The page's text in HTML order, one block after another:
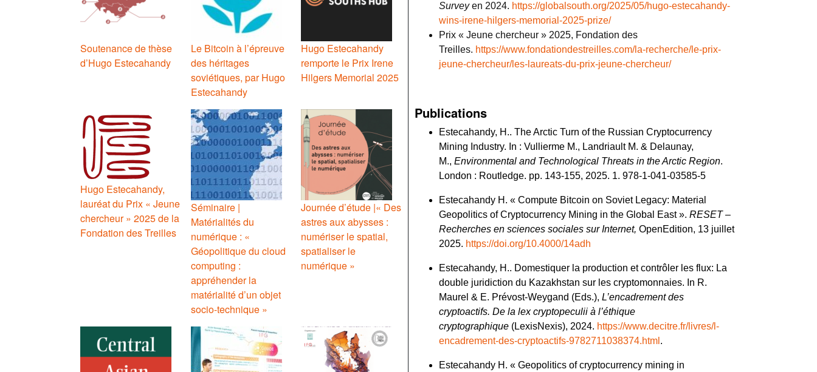
Soutenance de thèse
d’Hugo Estecahandy
Le Bitcoin à l’épreuve
des héritages
soviétiques, par Hugo
Estecahandy
Hugo Estecahandy
remporte le Prix Irene
Hilgers Memorial 2025
Hugo Estecahandy,
lauréat du Prix « Jeune
chercheur » 2025 de la
Fondation des Treilles
Séminaire |
Matérialités du
numérique : «
Géopolitique du cloud
computing :
appréhender la
matérialité d’un objet
socio-technique »
Journée d’étude |« Des
astres aux abysses :
numériser le spatial,
spatialiser le
numérique »
Surveyen 2024. https://globalsouth.org/2025/05/hugo-estecahandy-
wins-irene-hilgers-memorial-2025-prize/
Prix « Jeune chercheur » 2025, Fondation des
Treilles. https://www.fondationdestreilles.com/la-recherche/le-prix-
jeune-chercheur/les-laureats-du-prix-jeune-chercheur/
Publications
Estecahandy, H.. The Arctic Turn of the Russian Cryptocurrency
Mining Industry. In : Vullierme M., Landriault M. & Delaunay,
M., Environmental and Technological Threats in the Arctic Region.
London : Routledge. pp. 143‑155, 2025. 1. 978-1-041-03585-5
Estecahandy H. « Compute Bitcoin on Soviet Legacy: Material
Geopolitics of Cryptocurrency Mining in the Global East ». RESET –
Recherches en sciences sociales sur Internet, OpenEdition, 13 juillet
2025. https://doi.org/10.4000/14adh
Estecahandy, H.. Domestiquer la production et contrôler les flux: La
double juridiction du Kazakhstan sur les cryptomonnaies. In R.
Maurel & E. Prévost-Weygand (Eds.), L’encadrement des
cryptoactifs. De la lex cryptopeculii à l’éthique
cryptographique (LexisNexis), 2024. https://www.decitre.fr/livres/l-
encadrement-des-cryptoactifs-9782711038374.html .
Estecahandy H. « Geopolitics of cryptocurrency mining in